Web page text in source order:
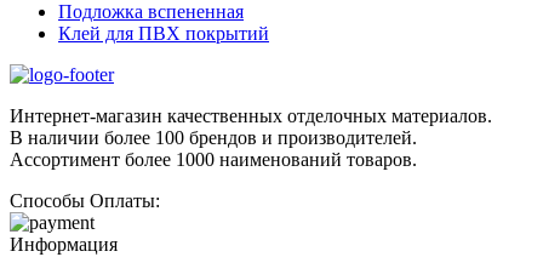
Подложка вспененная
Клей для ПВХ покрытий
Интернет-магазин качественных отделочных материалов.
В наличии более 100 брендов и производителей.
Ассортимент более 1000 наименований товаров.
Способы Оплаты:
Информация